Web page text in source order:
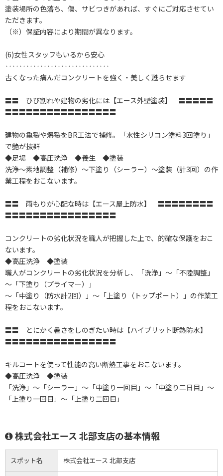
塗装場所の色落ち、傷、サビつきがあれば、すぐにご対応させてい
ただきます。
（※）保証内容により期間が異なります。
(6)女性スタッフもいるから安心
‥‥‥‥‥‥‥‥‥‥‥‥‥‥‥
古くなった痛んだコンクリートを強く・美しく甦らせます
〓〓 ひび割れや建物の劣化には【エース外壁塗装】 〓〓〓〓〓
〓〓〓〓〓〓〓〓〓〓〓〓〓〓〓〓
建物の亀裂や爆裂をBR工法で補修。「水性シリコン塗料3回塗り」
で艶が抜群
◆足場 ◆高圧洗浄 ◆養生 ◆塗装
洗浄～素地調整（補修）～下塗り（シーラー）～塗装（計3回）の作
業工程をおこないます。
〓〓 雨もりが心配な時は【エース屋上防水】 〓〓〓〓〓〓〓〓
〓〓〓〓〓〓〓〓〓〓〓〓〓〓〓〓
コンクリートの劣化状況を職人が把握した上で、的確な保護をおこ
ないます。
◆高圧洗浄 ◆塗装
職人がコンクリートの劣化状況を分析し、「洗浄」～「不陸調整」
～「下塗り（プライマー）」
～「中塗り（防水計2回）」～「上塗り（トップポート）」の作業工
程をおこないます。
〓〓 とにかく暑さをしのぎたい時は【ハイブリット断熱防水】
〓〓〓〓〓〓〓〓〓〓〓〓〓〓〓〓
キルコートを使って性能の高い断熱工事をおこないます。
◆高圧洗浄 ◆塗装
「洗浄」～「シーラー」～「中塗り一回目」～「中塗り二日目」～
「上塗り一回目」～「上塗り二回目」
株式会社エース 北部支店の基本情報
スポット名 株式会社エース 北部支店